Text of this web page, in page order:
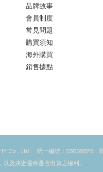
品牌故事
會員制度
常見問題
購買須知
海外購買
銷售據點
Co., Ltd 統一編號：55859879
及決定最終是否出貨之權利。